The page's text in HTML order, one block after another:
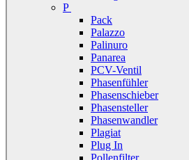
P
Pack
Palazzo
Palinuro
Panarea
PCV-Ventil
Phasenfühler
Phasenschieber
Phasensteller
Phasenwandler
Plagiat
Plug In
Pollenfilter